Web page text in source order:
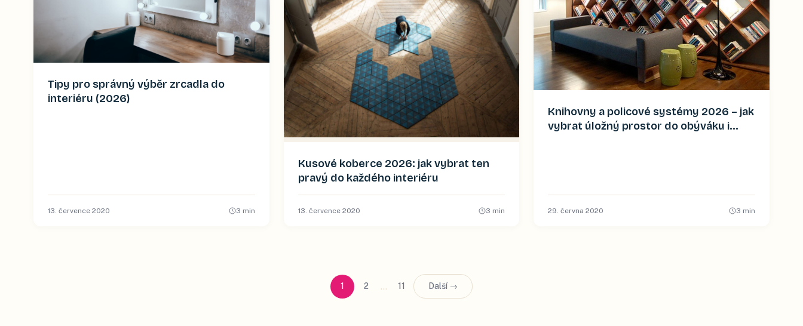
Tipy pro správný výběr zrcadla do
interiéru (2026)
13. července 2020 3 min
Kusové koberce 2026: jak vybrat ten
pravý do každého interiéru
13. července 2020 3 min
Knihovny a policové systémy 2026 – jak
vybrat úložný prostor do obýváku i
29. června 2020 3 min
1 2 … 11 Další →